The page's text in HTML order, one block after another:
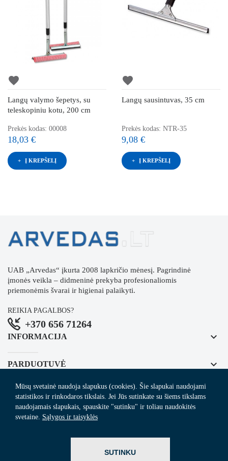
favorite
Langų valymo šepetys, su
teleskopiniu kotu, 200 cm
Prekės kodas: 00008
18,03 €
Į KREPŠELĮ
favorite
Langų sausintuvas, 35 cm
Prekės kodas: NTR-35
9,08 €
Į KREPŠELĮ
UAB „Arvedas“ įkurta 2008 lapkričio mėnesį. Pagrindinė
įmonės veikla – didmeninė prekyba profesionaliomis
priemonėmis švarai ir higienai palaikyti.
REIKIA PAGALBOS?
+370 656 71264
INFORMACIJA keyboard_arrow_down
PARDUOTUVĖ keyboard_arrow_down
REGISTRUOKITĖS NAUJIENLAIŠKIUI
- švaros prekių el. parduotuvė.
Mūsų svetainė naudoja slapukus (cookies). Šie slapukai naudojami
statistikos ir rinkodaros tikslais. Jei Jūs sutinkate su šiems tikslams
naudojamais slapukais, spauskite "sutinku" ir toliau naudokitės
svetaine. Sąlygos ir taisyklės
SUTINKU